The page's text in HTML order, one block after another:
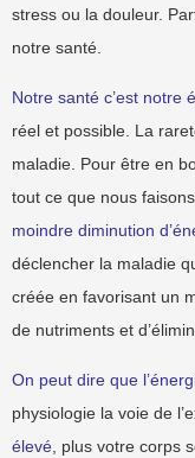
stress ou la douleur.
notre santé.
Notre santé c’est notre
réel et possible. La
maladie. Pour être en
tout ce que nous
moindre diminution
déclencher la maladie
créée en favorisant un
de nutriments et
On peut dire que
physiologie la voie de
élevé, plus votre corps